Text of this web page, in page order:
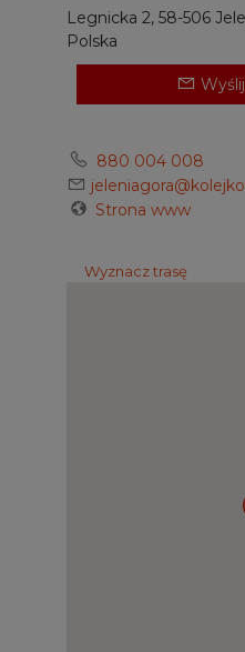
Legnicka 2, 58-506
Polska
880 004 008
Strona www
Wyznacz trasę